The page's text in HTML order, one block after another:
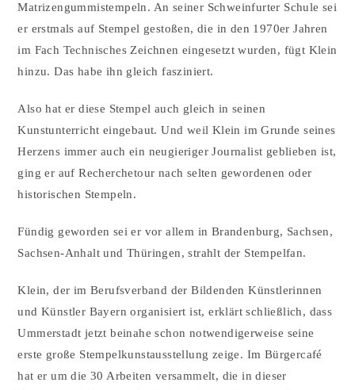
Matrizengummistempeln. An seiner Schweinfurter Schule sei
er erstmals auf Stempel gestoßen, die in den 1970er Jahren
im Fach Technisches Zeichnen eingesetzt wurden, fügt Klein
hinzu. Das habe ihn gleich fasziniert.
Also hat er diese Stempel auch gleich in seinen
Kunstunterricht eingebaut. Und weil Klein im Grunde seines
Herzens immer auch ein neugieriger Journalist geblieben ist,
ging er auf Recherchetour nach selten gewordenen oder
historischen Stempeln.
Fündig geworden sei er vor allem in Brandenburg, Sachsen,
Sachsen-Anhalt und Thüringen, strahlt der Stempelfan.
Klein, der im Berufsverband der Bildenden Künstlerinnen
und Künstler Bayern organisiert ist, erklärt schließlich, dass
Ummerstadt jetzt beinahe schon notwendigerweise seine
erste große Stempelkunstausstellung zeige. Im Bürgercafé
hat er um die 30 Arbeiten versammelt, die in dieser